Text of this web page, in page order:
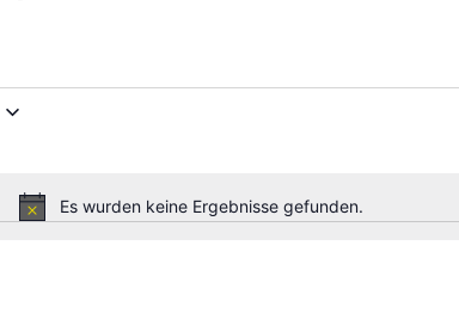
Hinweis
Es wurden keine Ergebnisse gefunden.